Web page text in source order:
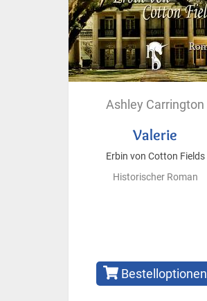
Ashley Carrington
Valerie
Erbin von Cotton Fields
Historischer Roman
Bestelloptionen